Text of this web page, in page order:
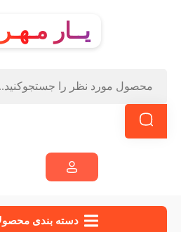
یــار
دسته‌ بندی